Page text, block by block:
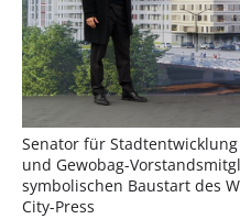
Senator für
und Gewobag-
symbolischen Baustart des
City-Press